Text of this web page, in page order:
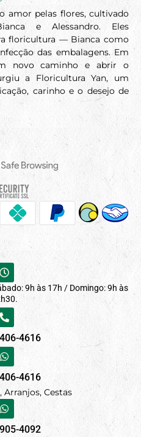
amor pelas flores, cultivado
e Alessandro. Eles
floricultura — Bianca como
das embalagens. Em
novo caminho e abrir o
a Floricultura Yan, um
carinho e o desejo de
9h às 17h / Domingo: 9h às
4616
4616
Arranjos, Cestas
4092